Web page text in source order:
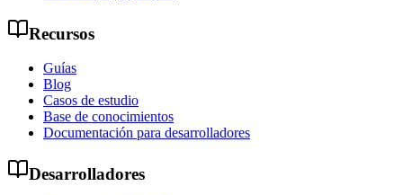
Recursos
Guías
Blog
Casos de estudio
Base de conocimientos
Documentación para desarrolladores
Desarrolladores